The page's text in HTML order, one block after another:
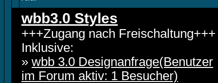
wbb3.0 Styles
+++Zugang nach Freischaltung+++
Inklusive:
» wbb 3.0 Designanfrage(Benutzer
im Forum aktiv: 1 Besucher)